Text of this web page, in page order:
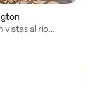
vistas al río